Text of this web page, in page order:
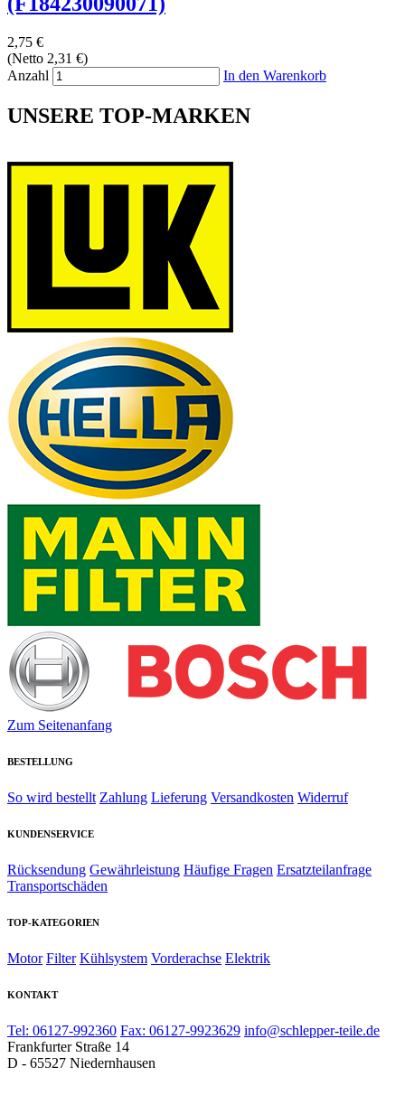
2,75 €
(Netto 2,31 €)
Anzahl
In den Warenkorb
UNSERE TOP-MARKEN
Zum Seitenanfang
BESTELLUNG
So wird bestellt Zahlung Lieferung Versandkosten Widerruf
KUNDENSERVICE
Rücksendung Gewährleistung Häufige Fragen Ersatzteilanfrage
Transportschäden
TOP-KATEGORIEN
Motor Filter Kühlsystem Vorderachse Elektrik
KONTAKT
Tel: 06127-992360 Fax: 06127-9923629 info@schlepper-teile.de
Frankfurter Straße 14
D - 65527 Niedernhausen